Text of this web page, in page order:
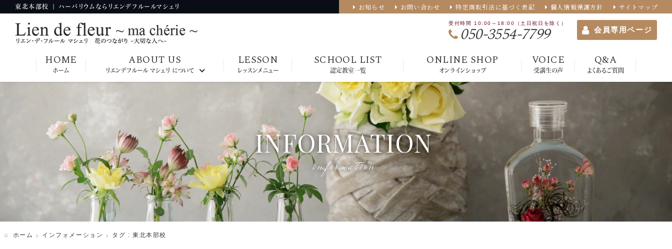
東北本部校 | ハーバリウムならリエンデフルールマシェリ お知らせ お問い合わせ 特定商取引法に基づく表記 個人情報保護方針 サイトマップ
受付時間 10:00～18:00（土日祝日を除く）
050-3554-7799 会員専用ページ
HOME
ホーム
ABOUT US
リエンデフルール マシェリ について
大阪本部校
神奈川本部校
東京本部校
韓国本部校
台湾本部校
LESSON
レッスンメニュー
SCHOOL LIST
認定教室一覧
ONLINE SHOP
オンラインショップ
VOICE
受講生の声
Q&A
よくあるご質問
INFORMATION
information
ホーム インフォメーション タグ : 東北本部校